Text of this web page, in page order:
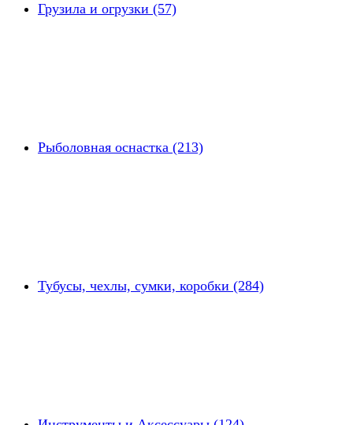
Грузила и огрузки (57)
Рыболовная оснастка (213)
Тубусы, чехлы, сумки, коробки (284)